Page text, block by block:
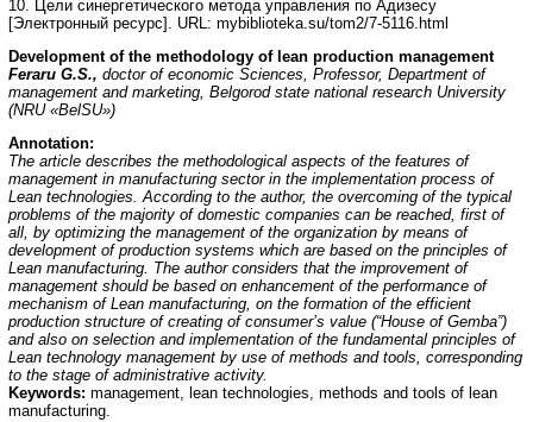
10. Цели синергетического метода управления по Адизесу
[Электронный ресурс]. URL: mybiblioteka.su/tom2/7-5116.html
Development of the methodology of lean production management
Feraru G.S., doctor of economic Sciences, Professor, Department of
management and marketing, Belgorod state national research University
(NRU «BelSU»)
Annotation:
The article describes the methodological aspects of the features of
management in manufacturing sector in the implementation process of
Lean technologies. According to the author, the overcoming of the typical
problems of the majority of domestic companies can be reached, first of
all, by optimizing the management of the organization by means of
development of production systems which are based on the principles of
Lean manufacturing. The author considers that the improvement of
management should be based on enhancement of the performance of
mechanism of Lean manufacturing, on the formation of the efficient
production structure of creating of consumer’s value (“House of Gemba”)
and also on selection and implementation of the fundamental principles of
Lean technology management by use of methods and tools, corresponding
to the stage of administrative activity.
Keywords: management, lean technologies, methods and tools of lean
manufacturing.